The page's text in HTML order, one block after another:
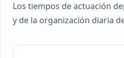
Los tiempos de actuación
y de la organización diaria